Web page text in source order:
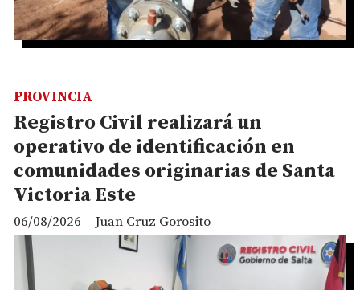
Registro Civil realizará un
operativo de identificación en
comunidades originarias de Santa
Victoria Este
Juan Cruz Gorosito
PROVINCIA
06/08/2026